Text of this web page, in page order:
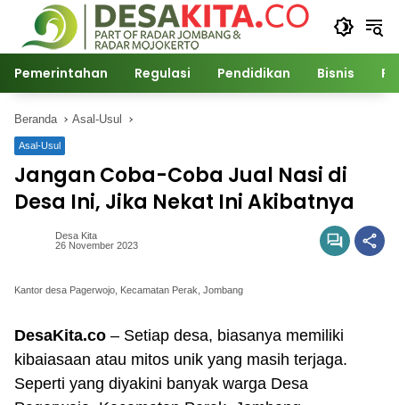
Langsung
konten
Pemerintahan Regulasi Pendidikan Bisnis
Beranda Asal-Usul
Asal-Usul
Jangan Coba-Coba Jual Nasi di
Desa Ini, Jika Nekat Ini Akibatnya
Desa Kita
26 November 2023
Kantor desa Pagerwojo, Kecamatan Perak, Jombang
DesaKita.co – Setiap desa, biasanya memiliki
kibaiasaan atau mitos unik yang masih terjaga.
Seperti yang diyakini banyak warga Desa